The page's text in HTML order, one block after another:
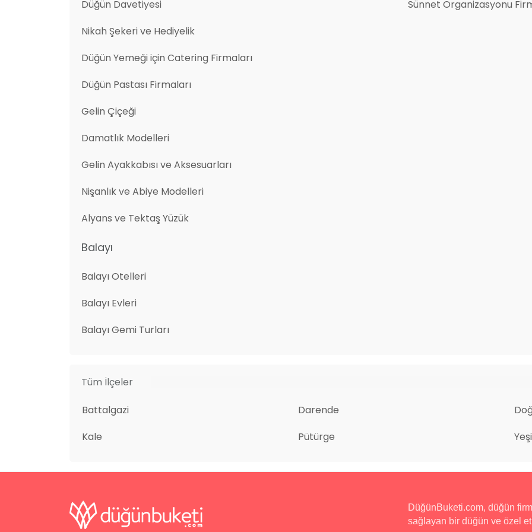
Düğün Davetiyesi
Nikah Şekeri ve Hediyelik
Düğün Yemeği için Catering Firmaları
Düğün Pastası Firmaları
Gelin Çiçeği
Damatlık Modelleri
Gelin Ayakkabısı ve Aksesuarları
Nişanlık ve Abiye Modelleri
Alyans ve Tektaş Yüzük
Sünnet Organizasyonu
Balayı
Balayı Otelleri
Balayı Evleri
Balayı Gemi Turları
Tüm İlçeler
Battalgazi Darende
Kale
Pütürge
DüğünBuketi.com, düğün
sağlayan bir düğün ve özel